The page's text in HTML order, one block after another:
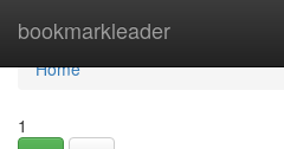
bookmarkleader
Home
Home
1